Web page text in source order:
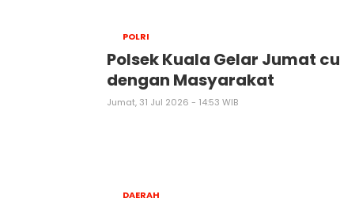
POLRI
Polsek Kuala Gelar Jumat
dengan Masyarakat
Jumat, 31 Jul 2026 - 14:53 WIB
DAERAH